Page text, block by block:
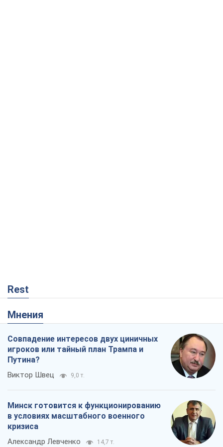
Rest
Мнения
Совпадение интересов двух циничных
игроков или тайный план Трампа и
Путина?
Виктор Швец 9,0 т.
Минск готовится к функционированию
в условиях масштабного военного
кризиса
Александр Левченко 14,7 т.